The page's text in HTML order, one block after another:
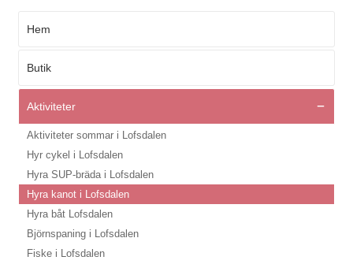
Hem
Butik
Aktiviteter
Aktiviteter sommar i Lofsdalen
Hyr cykel i Lofsdalen
Hyra SUP-bräda i Lofsdalen
Hyra kanot i Lofsdalen
Hyra båt Lofsdalen
Björnspaning i Lofsdalen
Fiske i Lofsdalen